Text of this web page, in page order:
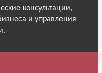
консультации,
и управления